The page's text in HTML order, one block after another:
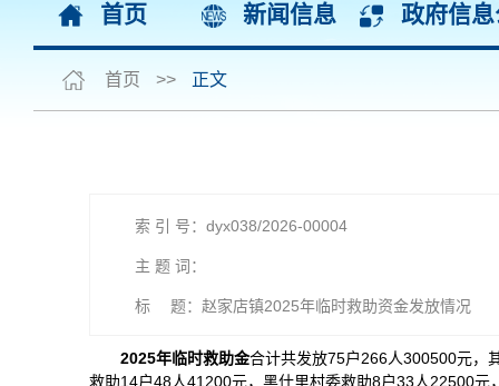
首页 新闻信息 政府信
首页 >> 正文
索 引 号：dyx038/2026-00004
主 题 词：
标 题：赵家店镇2025年临时救助资金发放情况
2025年临时救助金合计共发放75户266人300500元，
救助14户48人41200元，黑什里村委救助8户33人22500